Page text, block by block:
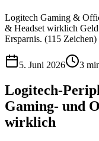
Logitech Gaming &
& Headset wirklich Geld
Ersparnis. (115 Zeichen)
5. Juni 2026 3
Logitech-
Gaming- und
wirklich